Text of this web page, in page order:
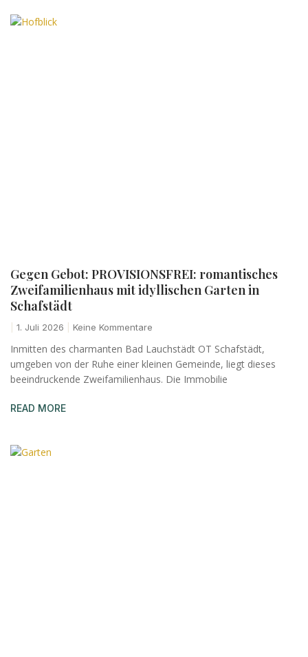
Gegen Gebot: PROVISIONSFREI: romantisches
Zweifamilienhaus mit idyllischen Garten in
Schafstädt
1. Juli 2026 Keine Kommentare
Inmitten des charmanten Bad Lauchstädt OT Schafstädt,
umgeben von der Ruhe einer kleinen Gemeinde, liegt dieses
beeindruckende Zweifamilienhaus. Die Immobilie
READ MORE